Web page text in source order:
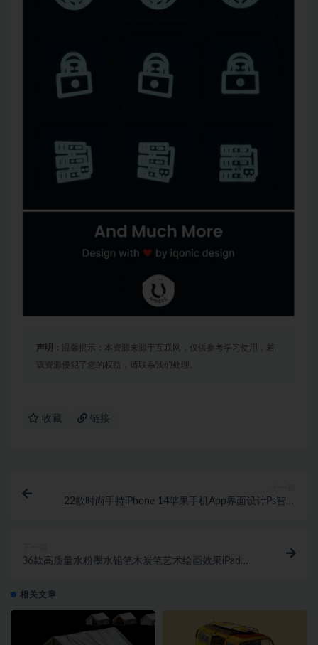
声明： 温馨提示：本资源来源于互联网，仅供参考学习使用，若
该资源侵犯了您的权益，请联系我们处理。
收藏 链接
22款时尚手持iPhone 14苹果手机App界面设计Ps智能
36款高质量水粉墨水铅笔木炭笔艺术绘画效果iPad
相关文章